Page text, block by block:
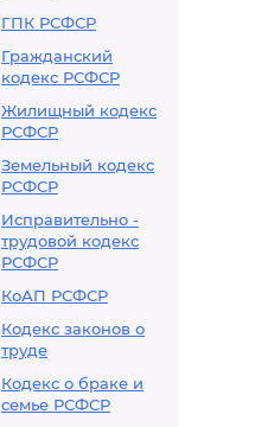
ГПК РСФСР
Гражданский
кодекс РСФСР
Жилищный кодекс
РСФСР
Земельный кодекс
РСФСР
Исправительно -
трудовой кодекс
РСФСР
КоАП РСФСР
Кодекс законов о
труде
Кодекс о браке и
семье РСФСР